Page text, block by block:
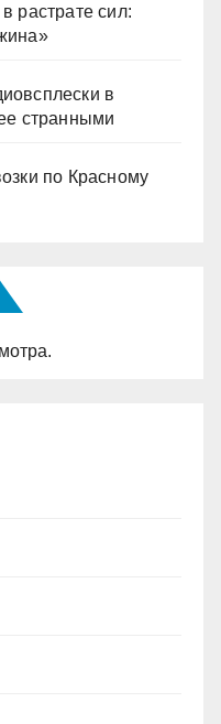
растрате сил:
в
странными
по Красному